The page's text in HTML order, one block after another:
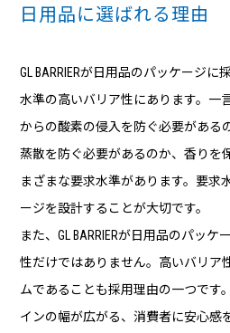
日用品に選ばれる理由
GL BARRIERが日用品のパッケージ
水準の高いバリア性にあります。一
からの酸素の侵入を防ぐ必要がある
蒸散を防ぐ必要があるのか、香りを
まざまな要求水準があります。要求
ージを設計することが大切です。
また、GL BARRIERが日用品のパッ
性だけではありません。高いバリア
ムであることも採用理由の一つです
インの幅が広がる、消費者に安心感